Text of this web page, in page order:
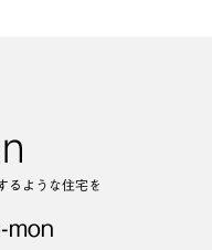
るような住宅を
mon